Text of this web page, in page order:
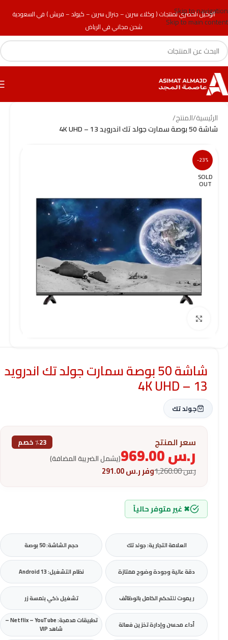
الوكيل الحصري لمنتجات ( وكلاء سرين – جنرال سرين – كيولد – فريش ) في السعودية
شحن مجاني في الرياض
Skip to navigation
Skip to main content
الرئيسية/المنتج/
شاشة 50 بوصة سمارت جولد تك اندرويد 13 – 4K UHD
-23%
SOLD
OUT
شاشة 50 بوصة سمارت جولد تك اندرويد
13 – 4K UHD
جولد تك
سعر المنتج ٪23 خصم
ر.س (يشمل الضريبة المضافة)
ر.س1,260.00 وفرر.س
✖ غير متوفر حالياً
العلامة التجارية: جولد تك حجم الشاشة: 50 بوصة
دقة عالية وجودة وضوح ممتازة نظام التشغيل: Android 13
ريموت للتحكم الكامل بالوظائف تشغيل ذكي بلمسة زر
أداء محسن وإدارة تخزين فعالة
تطبيقات مدمجة: Netflix – YouTube –
شاهد VIP